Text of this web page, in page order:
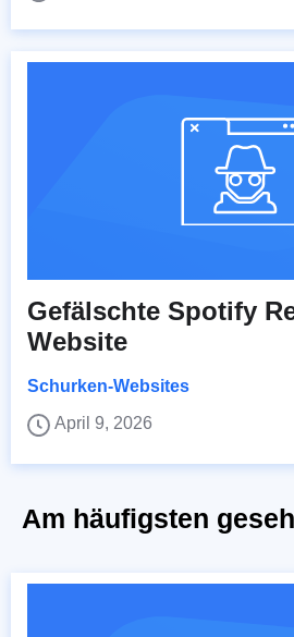
Gefälschte Spotify
Website
Schurken-Websites
April 9, 2026
Am häufigsten